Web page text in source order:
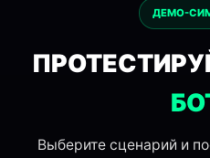
ДЕМО-
Выберите сценарий и